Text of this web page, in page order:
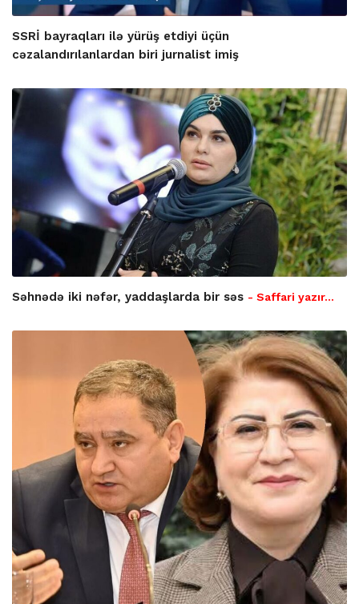
SSRİ bayraqları ilə yürüş etdiyi üçün
cəzalandırılanlardan biri jurnalist imiş
Səhnədə iki nəfər, yaddaşlarda bir səs - Saffari yazır…